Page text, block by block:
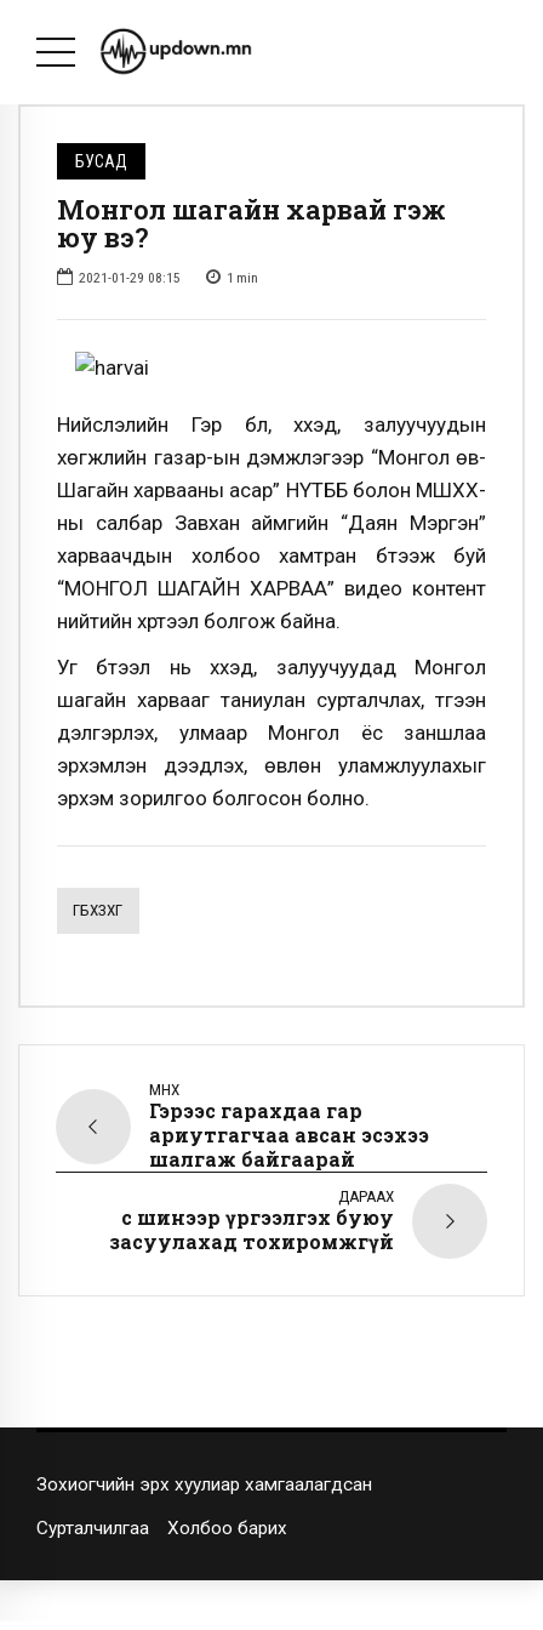
БУСАД
Монгол шагайн харвай гэж
юу вэ?
2021-01-29 08:15 1 min
Нийслэлийн Гэр бүл, хүүхэд, залуучуудын
хөгжлийн газар-ын дэмжлэгээр “Монгол өв-
Шагайн харвааны асар” НҮТББ болон МШХХ-
ны салбар Завхан аймгийн “Даян Мэргэн”
харваачдын холбоо хамтран бүтээж буй
“МОНГОЛ ШАГАЙН ХАРВАА” видео контент
нийтийн хүртээл болгож байна.
Уг бүтээл нь хүүхэд, залуучуудад Монгол
шагайн харвааг таниулан сурталчлах, түгээн
дэлгэрүүлэх, улмаар Монгол ёс заншлаа
эрхэмлэн дээдлэх, өвлөн уламжлуулахыг
эрхэм зорилгоо болгосон болно.
ГБХЗХГ
ӨМНӨХ
Гэрээс гарахдаа гар
ариутгагчаа авсан эсэхээ
шалгаж байгаарай
ДАРААХ
Үс шинээр үргээлгэх буюу
засуулахад тохиромжгүй
Зохиогчийн эрх хуулиар хамгаалагдсан
Сурталчилгаа Холбоо барих